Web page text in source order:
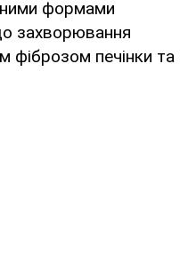
формами
захворювання
фіброзом печінки та